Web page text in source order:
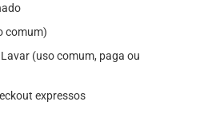
comum)
(uso comum, paga ou
expressos